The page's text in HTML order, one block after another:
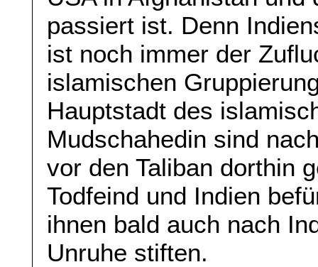
passiert ist. Denn
ist noch immer der
islamischen
Hauptstadt des
Mudschahedin sind
vor den Taliban dorthin
Todfeind und Indien
ihnen bald auch nach
Unruhe stiften.